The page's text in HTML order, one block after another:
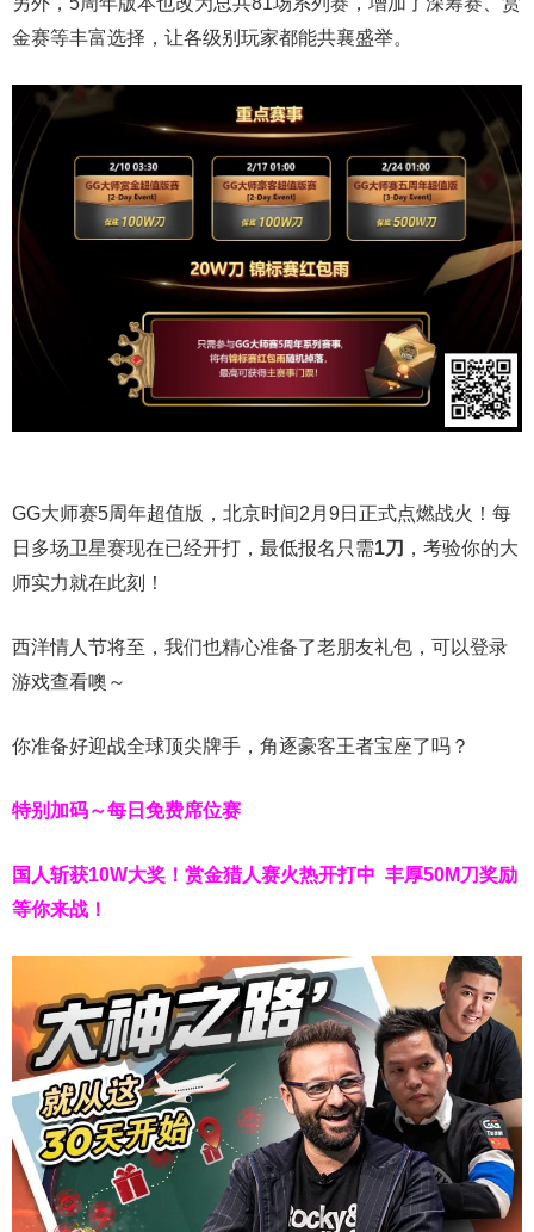
金赛等丰富选择，让各级别玩家都能共襄盛举。
GG大师赛5周年超值版，北京时间2月9日正式点燃战火！每
日多场卫星赛现在已经开打，最低报名只需1刀 ，考验你的大
师实力就在此刻！
西洋情人节将至，我们也精心准备了老朋友礼包，可以登录
游戏查看噢～
你准备好迎战全球顶尖牌手，角逐豪客王者宝座了吗？
特别加码～每日免费席位赛
国人斩获10W大奖！ 赏金猎人赛火热开打中 丰厚50M刀奖励
等你来战！